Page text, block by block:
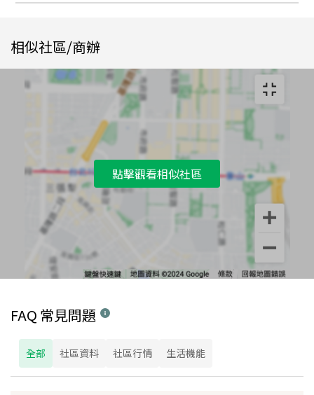
相似社區/商辦
點擊觀看相似社區
FAQ 常見問題
全部 社區資料 社區行情 生活機能